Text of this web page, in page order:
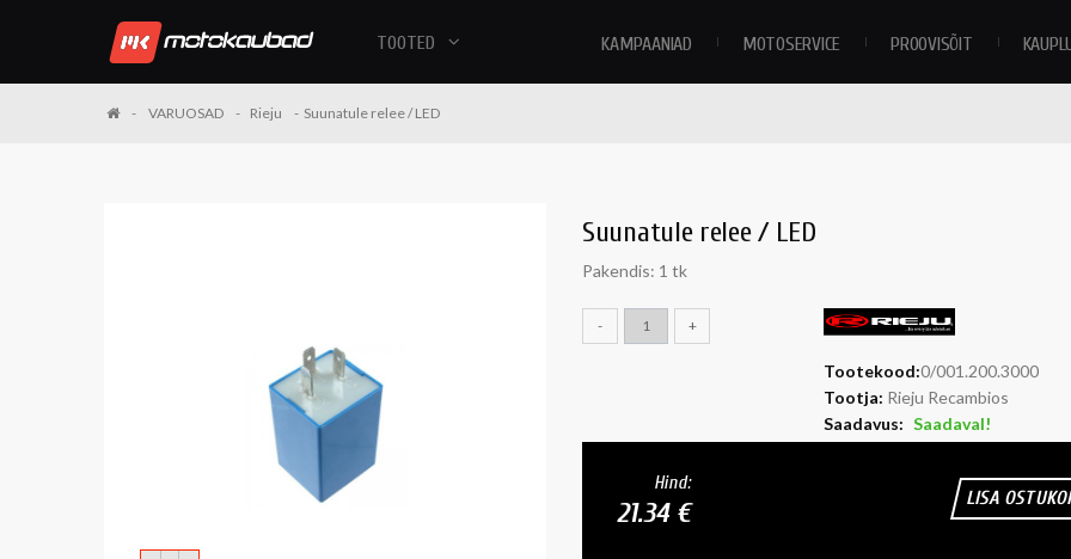
KAMPAANIAD MOTOSERVICE PROOVISÕIT
TOOTED
VARUOSAD Rieju Suunatule relee / LED
Suunatule relee / LED
Pakendis: 1 tk
Tootekood:0/001.200.3000
Tootja: Rieju Recambios
Saadavus: Saadaval!
- +
Hind:
21.34 € LISA